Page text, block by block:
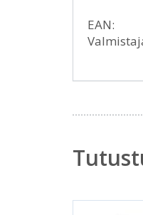
EAN: